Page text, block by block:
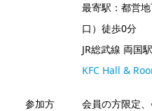
最寄駅：都営
口）徒歩0分
JR総武線 両国
KFC Hall &
参加方
会員の方限定